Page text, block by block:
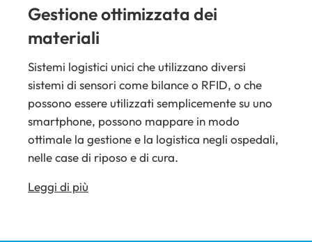
Gestione ottimizzata dei
materiali
Sistemi logistici unici che utilizzano diversi
sistemi di sensori come bilance o RFID, o che
possono essere utilizzati semplicemente su uno
smartphone, possono mappare in modo
ottimale la gestione e la logistica negli ospedali,
nelle case di riposo e di cura.
Leggi di più